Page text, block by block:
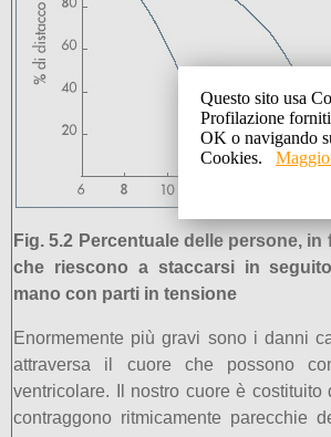
Fig. 5.2 Percentuale delle persone,
che riescono a staccarsi in
mano con parti in tensione
Enormemente più gravi sono i danni
attraversa il cuore che possono
ventricolare. Il nostro cuore è
contraggono ritmicamente parecchie
Questo sito usa
Profilazione
OK o navigando
Cookies.